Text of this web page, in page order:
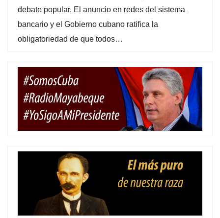
debate popular. El anuncio en redes del sistema
bancario y el Gobierno cubano ratifica la
obligatoriedad de que todos…